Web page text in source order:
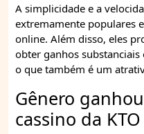
A simplicidade e a
extremamente populares
online. Além disso, eles
obter ganhos
o que também é um
Gênero
cassino da KTO